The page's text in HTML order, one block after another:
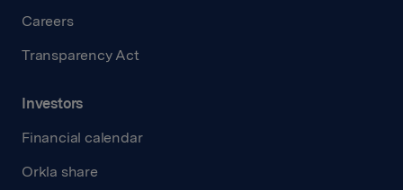
Careers
Transparency Act
Investors
Financial calendar
Orkla share